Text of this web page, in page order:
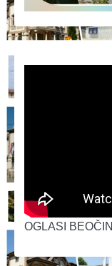
OGLASI BEOČIN